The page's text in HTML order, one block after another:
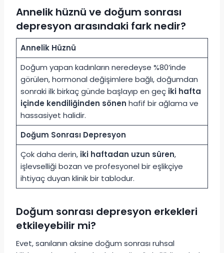
Annelik hüznü ve doğum sonrası
depresyon arasındaki fark nedir?
Annelik Hüznü
Doğum yapan kadınların neredeyse %80’inde
görülen, hormonal değişimlere bağlı, doğumdan
sonraki ilk birkaç günde başlayıp en geç iki hafta
içinde kendiliğinden sönen hafif bir ağlama ve
hassasiyet halidir.
Doğum Sonrası Depresyon
Çok daha derin, iki haftadan uzun süren,
işlevselliği bozan ve profesyonel bir eşlikçiye
ihtiyaç duyan klinik bir tablodur.
Doğum sonrası depresyon erkekleri
etkileyebilir mi?
Evet, sanılanın aksine doğum sonrası ruhsal